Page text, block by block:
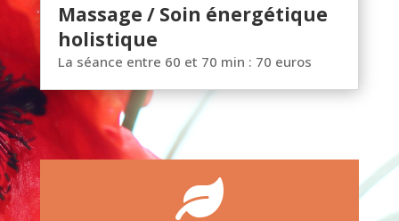
Massage / Soin énergétique
holistique
La séance entre 60 et 70 min : 70 euros
